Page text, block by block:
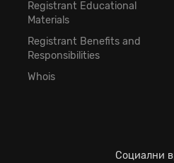
Registrant Educational
Materials
Registrant Benefits and
Responsibilities
Whois
Социални